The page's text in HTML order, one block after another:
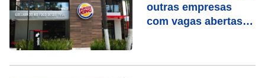
outras empresas
com vagas abertas;